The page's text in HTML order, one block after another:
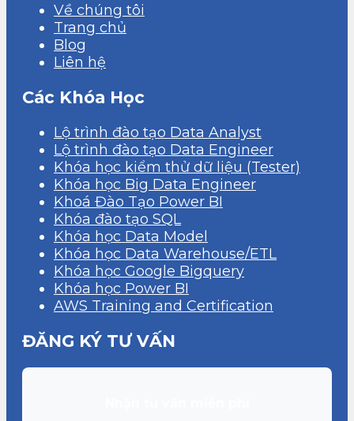
Về chúng tôi
Trang chủ
Blog
Liên hệ
Các Khóa Học
Lộ trình đào tạo Data Analyst
Lộ trình đào tạo Data Engineer
Khóa học kiểm thử dữ liệu (Tester)
Khóa học Big Data Engineer
Khoá Đào Tạo Power BI
Khóa đào tạo SQL
Khóa học Data Model
Khóa học Data Warehouse/ETL
Khóa học Google Bigquery
Khóa học Power BI
AWS Training and Certification
ĐĂNG KÝ TƯ VẤN